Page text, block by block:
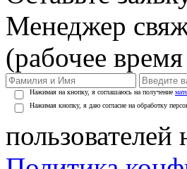
Менеджер
(рабочее
Нажимая на кнопку, я соглашаюсь на получение
Нажимая кнопку, я даю согласие на обработку